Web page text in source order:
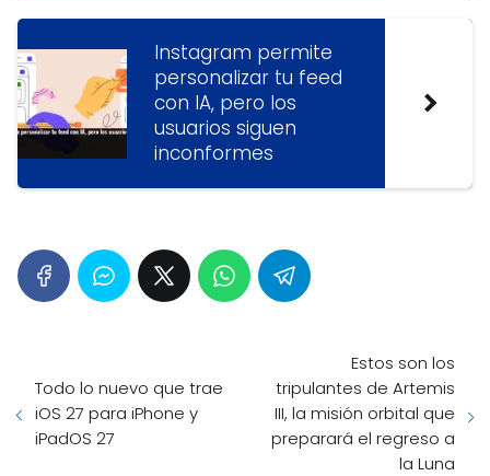
Instagram permite
personalizar tu feed
con IA, pero los
usuarios siguen
inconformes
Todo lo nuevo que trae
iOS 27 para iPhone y
iPadOS 27
Estos son los
tripulantes de Artemis
III, la misión orbital que
preparará el regreso a
la Luna